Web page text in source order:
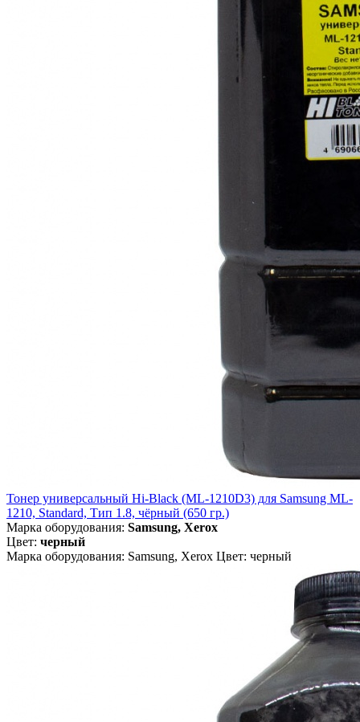
Тонер универсальный Hi-Black (ML-1210D3) для Samsung ML-
1210, Standard, Тип 1.8, чёрный (650 гр.)
Марка оборудования: Samsung, Xerox
Цвет: черный
Марка оборудования: Samsung, Xerox Цвет: черный